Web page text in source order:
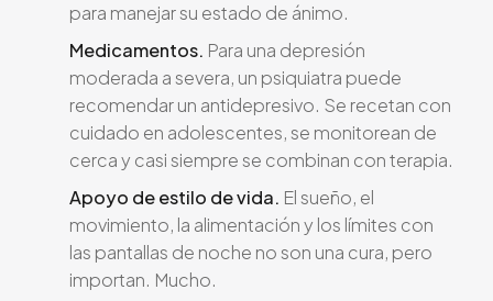
para manejar su estado de ánimo.
Medicamentos. Para una depresión
moderada a severa, un psiquiatra puede
recomendar un antidepresivo. Se recetan con
cuidado en adolescentes, se monitorean de
cerca y casi siempre se combinan con terapia.
Apoyo de estilo de vida. El sueño, el
movimiento, la alimentación y los límites con
las pantallas de noche no son una cura, pero
importan. Mucho.